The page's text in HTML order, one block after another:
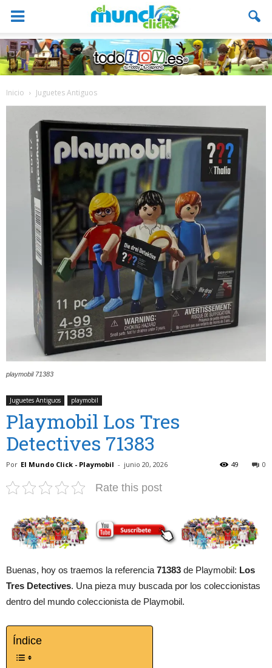
Inicio Juguetes Antiguos
playmobil 71383
Juguetes Antiguos playmobil
Playmobil Los Tres
Detectives 71383
Por El Mundo Click - Playmobil - junio 20, 2026 0
49
Rate this post
Buenas, hoy os traemos la referencia 71383 de Playmobil: Los
Tres Detectives. Una pieza muy buscada por los coleccionistas
dentro del mundo coleccionista de Playmobil.
Índice